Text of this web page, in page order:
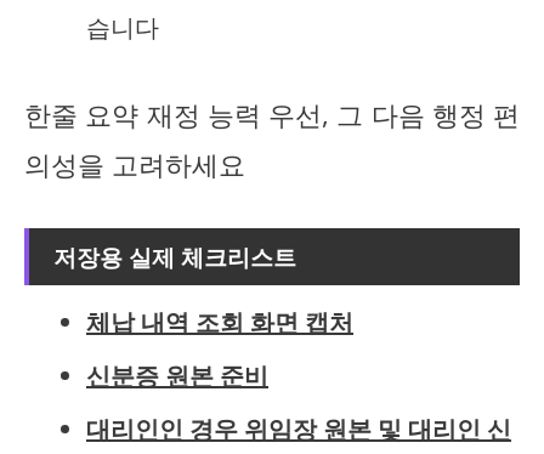
습니다
한줄 요약 재정 능력 우선, 그 다음 행정 편
의성을 고려하세요
저장용 실제 체크리스트
체납 내역 조회 화면 캡처
신분증 원본 준비
대리인인 경우 위임장 원본 및 대리인 신